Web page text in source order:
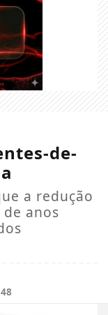
de-
a redução
anos